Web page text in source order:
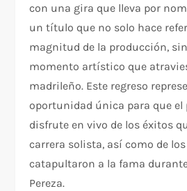
con una gira que lleva por
un título que no solo hace
magnitud de la producción,
momento artístico que
madrileño. Este regreso
oportunidad única para que el
disfrute en vivo de los éxitos
carrera solista, así como de
catapultaron a la fama
Pereza.